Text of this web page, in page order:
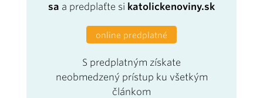
sa a predplaťte si katolickenoviny.sk
online predplatné
S predplatným získate
neobmedzený prístup ku všetkým
článkom